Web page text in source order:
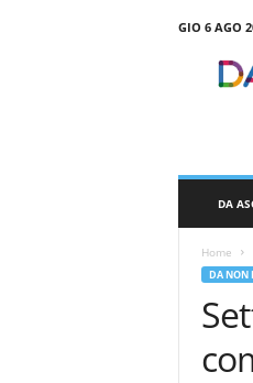
GIO 6 AGO
DA
Home
DA NON